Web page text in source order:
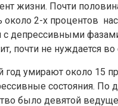
жизни. Почти
около 2-х процентов
депрессивными
почти не нуждается во
год умирают около 15
состояния. По
было девятой